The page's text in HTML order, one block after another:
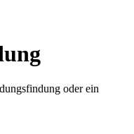
oder ein